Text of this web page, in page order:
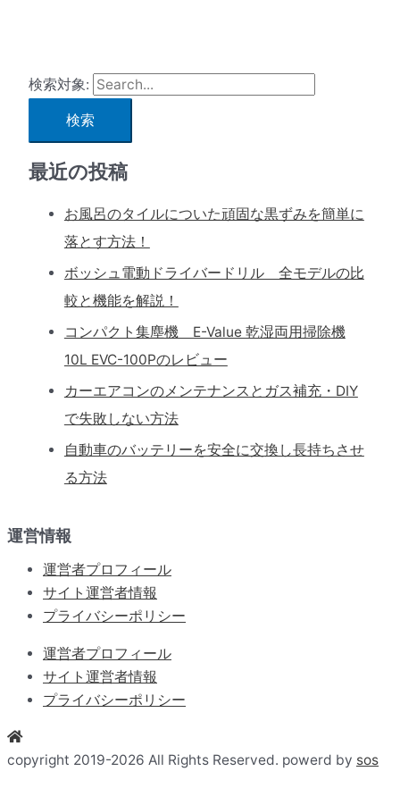
検索対象:
最近の投稿
お風呂のタイルについた頑固な黒ずみを簡単に
落とす方法！
ボッシュ電動ドライバードリル 全モデルの比
較と機能を解説！
コンパクト集塵機 E-Value 乾湿両用掃除機
10L EVC-100Pのレビュー
カーエアコンのメンテナンスとガス補充・DIY
で失敗しない方法
自動車のバッテリーを安全に交換し長持ちさせ
る方法
運営情報
運営者プロフィール
サイト運営者情報
プライバシーポリシー
運営者プロフィール
サイト運営者情報
プライバシーポリシー
copyright 2019-2026 All Rights Reserved. powerd by sos